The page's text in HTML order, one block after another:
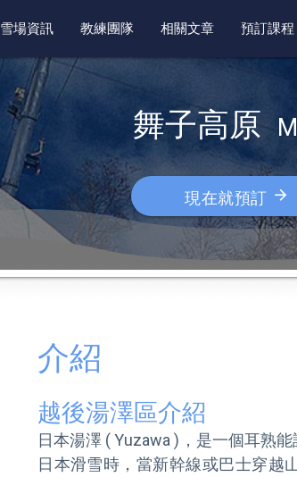
雪場資訊 教練團隊 相關文章 預訂課程
舞子高原
現在就預訂 arrow_forward
介紹
越後湯澤區介紹
日本湯澤 ( Yuzawa )，是一個耳熟
日本滑雪時，當新幹線或巴士穿越